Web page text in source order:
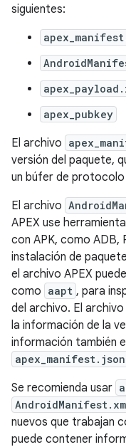
siguientes:
apex_pubkey
El archivo
versión del paquete,
un búfer de protocolo
El archivo
APEX use
con APK, como ADB,
instalación de
el archivo APEX
como aapt , para
del archivo. El
la información de la
información también
apex_manifest.json
Se recomienda usar
nuevos que trabajan
puede contener